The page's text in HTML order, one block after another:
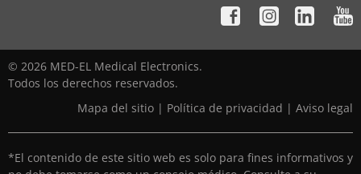
© 2026 MED-EL Medical Electronics.
Todos los derechos reservados.
Mapa del sitio | Política de privacidad | Aviso legal
*El contenido de este sitio web es solo para fines informativos y